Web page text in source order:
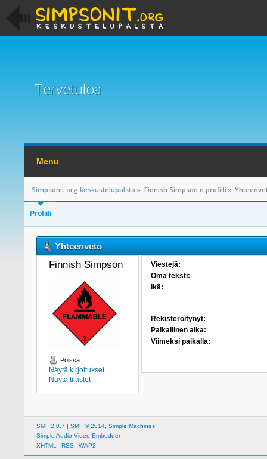
Tervetuloa
Menu
Simpsonit.org keskustelupalsta » Finnish Simpson:n profiili »
Profiili
Yhteenveto
Finnish Simpson
Poissa
Näytä kirjoitukset
Näytä tilastot
Viestejä:
Oma teksti:
Ikä:
Rekisteröitynyt:
Paikallinen aika:
Viimeksi paikalla:
SMF 2.0.7 | SMF © 2014 Simple Machines
Simple Audio Video Embedder
XHTML
RSS WAP2